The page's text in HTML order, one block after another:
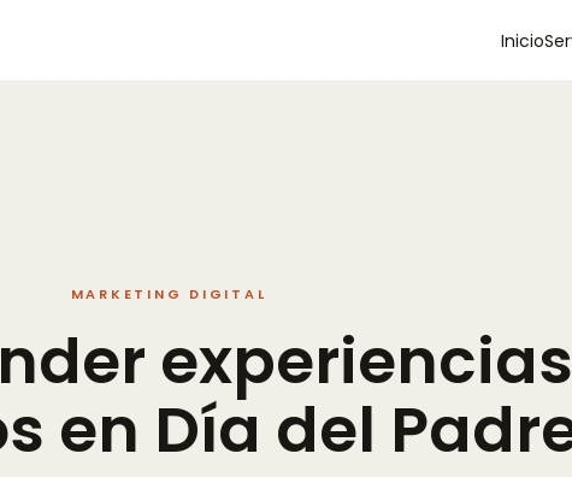
Inicio
MARKETING DIGITAL
experiencias
en Día del